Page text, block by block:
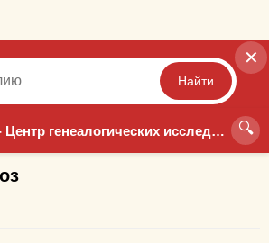
Мороз - Центр генеалогических исследований 🔍
✕
Найти
Точный Неточный